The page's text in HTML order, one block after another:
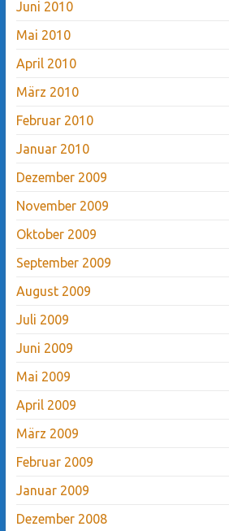
Juni 2010
Mai 2010
April 2010
März 2010
Februar 2010
Januar 2010
Dezember 2009
November 2009
Oktober 2009
September 2009
August 2009
Juli 2009
Juni 2009
Mai 2009
April 2009
März 2009
Februar 2009
Januar 2009
Dezember 2008